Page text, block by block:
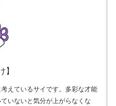
】
えているサイです。多彩な才能
いないと気分が上がらなくな